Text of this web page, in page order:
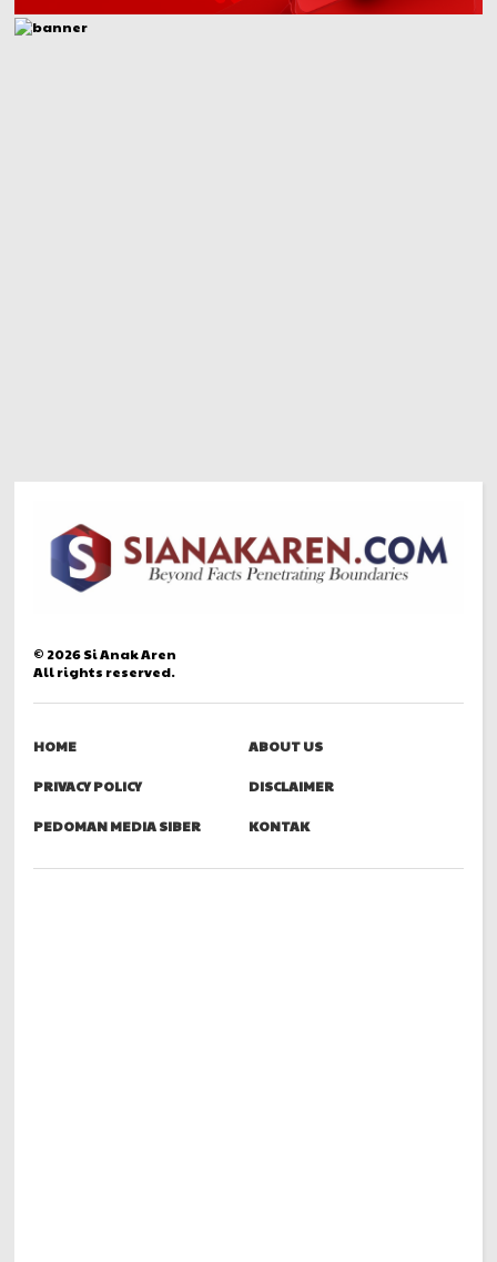
© 2026Si Anak Aren
All rights reserved.
HOME ABOUT US
PRIVACY POLICY DISCLAIMER
PEDOMAN MEDIA SIBER KONTAK